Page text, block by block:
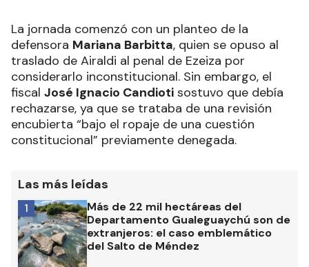
La jornada comenzó con un planteo de la
defensora Mariana Barbitta, quien se opuso al
traslado de Airaldi al penal de Ezeiza por
considerarlo inconstitucional. Sin embargo, el
fiscal José Ignacio Candioti sostuvo que debía
rechazarse, ya que se trataba de una revisión
encubierta “bajo el ropaje de una cuestión
constitucional” previamente denegada.
Las más leídas
Más de 22 mil hectáreas del
Departamento Gualeguaychú son de
extranjeros: el caso emblemático
del Salto de Méndez
1